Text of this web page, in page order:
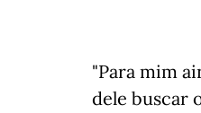
"Para mim
dele buscar